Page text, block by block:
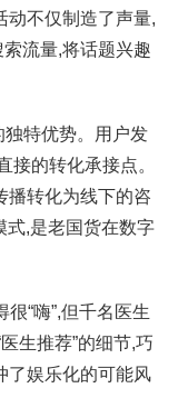
动不仅制造了声量,
流量,将话题兴趣
特优势。用户发
接的转化承接点。
播转化为线下的咨
式,是老国货在数字
“嗨”,但千名医生
生推荐”的细节,巧
了娱乐化的可能风